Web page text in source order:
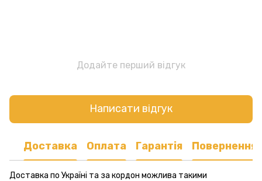
Додайте перший відгук
Написати відгук
Доставка Оплата Гарантія Повернення
Доставка по Україні та за кордон можлива такими